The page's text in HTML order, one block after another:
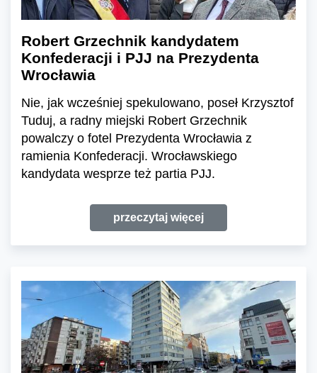
Robert Grzechnik kandydatem
Konfederacji i PJJ na Prezydenta
Wrocławia
Nie, jak wcześniej spekulowano, poseł Krzysztof
Tuduj, a radny miejski Robert Grzechnik
powalczy o fotel Prezydenta Wrocławia z
ramienia Konfederacji. Wrocławskiego
kandydata wesprze też partia PJJ.
przeczytaj więcej